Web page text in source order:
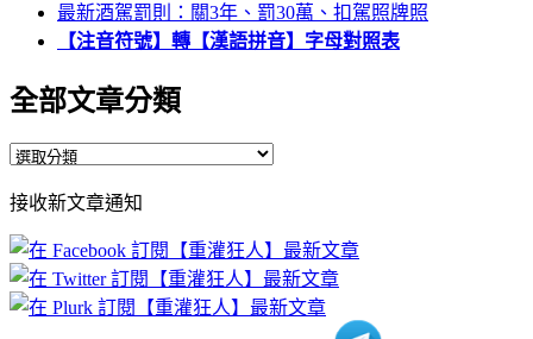
最新酒駕罰則：關3年、罰30萬、扣駕照牌照
【注音符號】轉【漢語拼音】字母對照表
全部文章分類
全
文
章
分
類
接收新文章通知